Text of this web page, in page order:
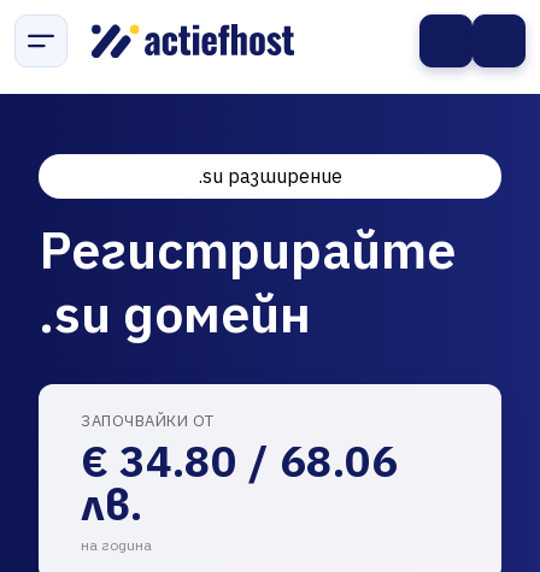
.su разширение
Регистрирайте
.su домейн
ЗАПОЧВАЙКИ ОТ
€ 34.80 / 68.06
лв.
на година